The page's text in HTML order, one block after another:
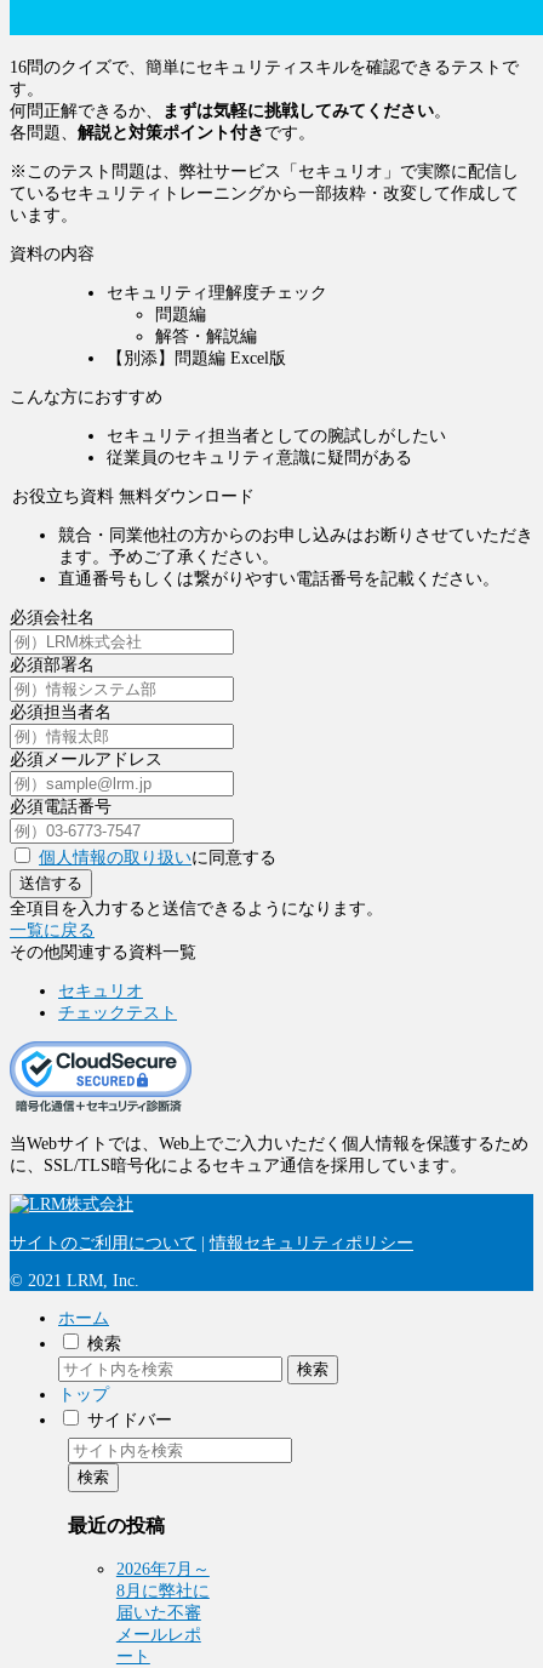
16問のクイズで、簡単にセキュリティスキルを確認できるテストで
す。
何問正解できるか、
まずは気軽に挑戦してみてください。
各問題、 解説と対策ポイント付き です 。
※このテスト問題は、弊社サービス「セキュリオ」で実際に配信し
ているセキュリティトレーニングから一部抜粋・改変して作成して
います。
資料の内容
セキュリティ理解度チェック
問題編
解答・解説編
【別添】問題編 Excel版
こんな方におすすめ
セキュリティ担当者としての腕試しがしたい
従業員のセキュリティ意識に疑問がある
お役立ち資料 無料ダウンロード
競合・同業他社の方からのお申し込みはお断りさせていただき
ます。予めご了承ください。
直通番号もしくは繋がりやすい電話番号を記載ください。
必須会社名
必須部署名
必須担当者名
必須 メールアドレス
必須電話番号
個人情報の取り扱いに同意する
送信する
全項目を入力すると送信できるようになります。
一覧に戻る
その他関連する資料一覧
セキュリオ
チェックテスト
当Webサイトでは、Web上でご入力いただく個人情報を保護するため
に、SSL/TLS暗号化によるセキュア通信を採用しています。
サイトのご利用について |情報セキュリティポリシー
© 2021 LRM, Inc.
ホーム
検索
検索
トップ
サイドバー
検索
最近の投稿
2026年7月～
8月に弊社に
届いた不審
メールレポ
ート